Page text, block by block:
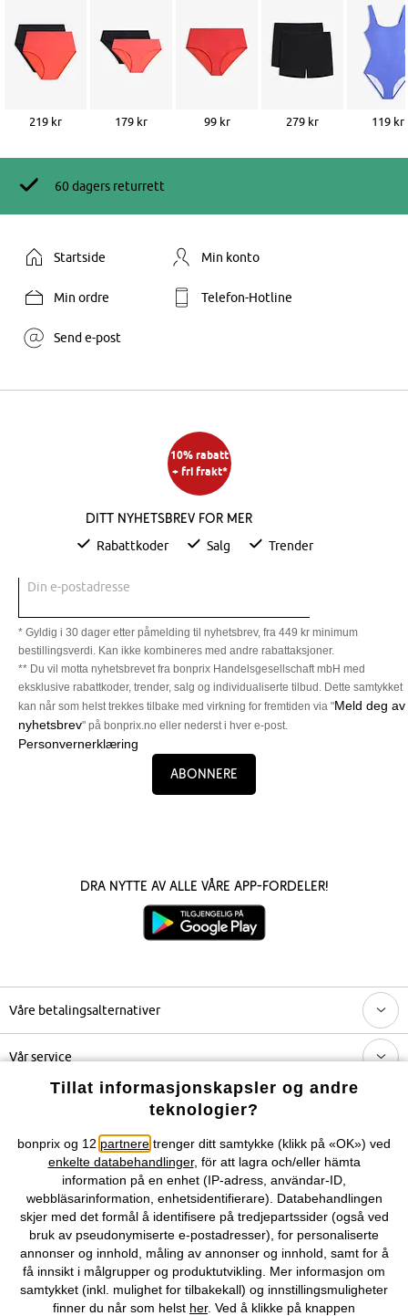
219 kr 179 kr 99 kr 279 kr 119 kr
60 dagers returrett
Startside Min konto
Min ordre Telefon-Hotline
Send e-post
10% rabatt
+ fri frakt*
Ditt nyhetsbrev for mer
Rabattkoder Salg Trender
Din e-postadresse
* Gyldig i 30 dager etter påmelding til nyhetsbrev, fra 449 kr minimum
bestillingsverdi. Kan ikke kombineres med andre rabattaksjoner.
** Du vil motta nyhetsbrevet fra bonprix Handelsgesellschaft mbH med
eksklusive rabattkoder, trender, salg og individualiserte tilbud. Dette samtykket
kan når som helst trekkes tilbake med virkning for fremtiden via "Meld deg av
nyhetsbrev" på bonprix.no eller nederst i hver e-post.
Personvernerklæring
Abonnere
Dra nytte av alle våre app-fordeler!
Våre betalingsalternativer
Vår service
Selskapet
Topkategorier / Sesongvarer
Du kan også finne oss på
Tillat informasjonskapsler og andre
teknologier?
bonprix og 12 partnere trenger ditt samtykke (klikk på «OK») ved
enkelte databehandlinger, för att lagra och/eller hämta
information på en enhet (IP-adress, användar-ID,
webbläsarinformation, enhetsidentifierare). Databehandlingen
skjer med det formål å identifisere på tredjepartssider (også ved
bruk av pseudonymiserte e-postadresser), for personaliserte
annonser og innhold, måling av annonser og innhold, samt for å
få innsikt i målgrupper og produktutvikling. Mer informasjon om
samtykket (inkl. mulighet for tilbakekall) og innstillingsmuligheter
finner du når som helst her. Ved å klikke på knappen